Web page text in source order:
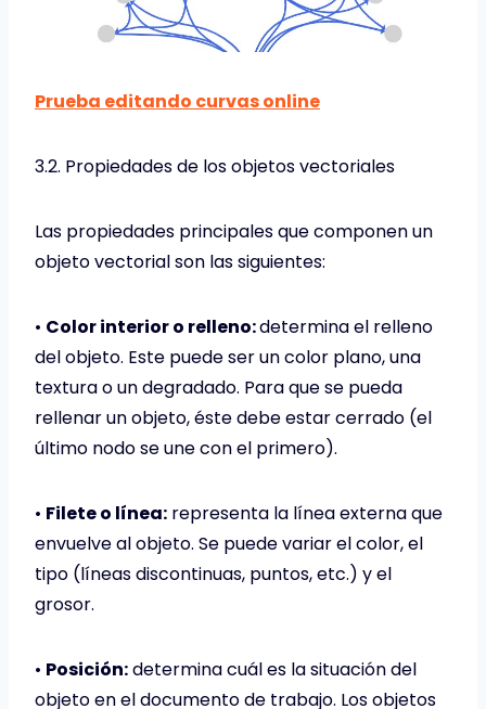
Prueba editando curvas online
3.2. Propiedades de los objetos vectoriales
Las propiedades principales que componen un
objeto vectorial son las siguientes:
• Color interior o relleno:determina el relleno
del objeto. Este puede ser un color plano, una
textura o un degradado. Para que se pueda
rellenar un objeto, éste debe estar cerrado (el
último nodo se une con el primero).
• Filete o línea: representa la línea externa que
envuelve al objeto. Se puede variar el color, el
tipo (líneas discontinuas, puntos, etc.) y el
grosor.
• Posición:determina cuál es la situación del
objeto en el documento de trabajo. Los objetos